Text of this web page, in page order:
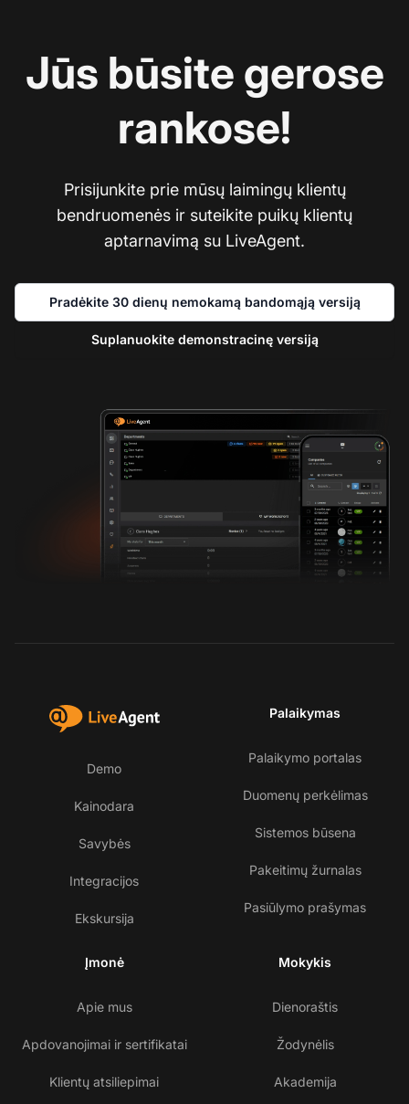
Jūs būsite gerose
rankose!
Prisijunkite prie mūsų laimingų klientų
bendruomenės ir suteikite puikų klientų
aptarnavimą su LiveAgent.
Pradėkite 30 dienų nemokamą bandomąją versiją
Suplanuokite demonstracinę versiją
Demo
Kainodara
Savybės
Integracijos
Ekskursija
Palaikymas
Palaikymo portalas
Duomenų perkėlimas
Sistemos būsena
Pakeitimų žurnalas
Pasiūlymo prašymas
Įmonė
Apie mus
Apdovanojimai ir sertifikatai
Klientų atsiliepimai
Mokykis
Dienoraštis
Žodynėlis
Akademija